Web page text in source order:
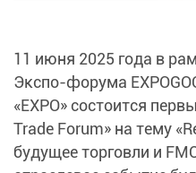
11 июня 2025 года в
Экспо-форума
«EXPO» состоится
Trade Forum» на тему
будущее торговли и